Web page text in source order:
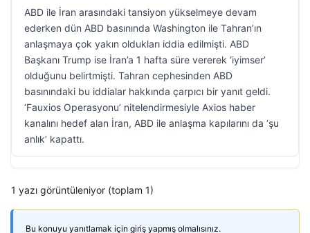
ABD ile İran arasındaki tansiyon yükselmeye devam
ederken dün ABD basınında Washington ile Tahran’ın
anlaşmaya çok yakın oldukları iddia edilmişti. ABD
Başkanı Trump ise İran’a 1 hafta süre vererek ‘iyimser’
olduğunu belirtmişti. Tahran cephesinden ABD
basınındaki bu iddialar hakkında çarpıcı bir yanıt geldi.
‘Fauxios Operasyonu’ nitelendirmesiyle Axios haber
kanalını hedef alan İran, ABD ile anlaşma kapılarını da ‘şu
anlık’ kapattı.
1 yazı görüntüleniyor (toplam 1)
Bu konuyu yanıtlamak için giriş yapmış olmalısınız.